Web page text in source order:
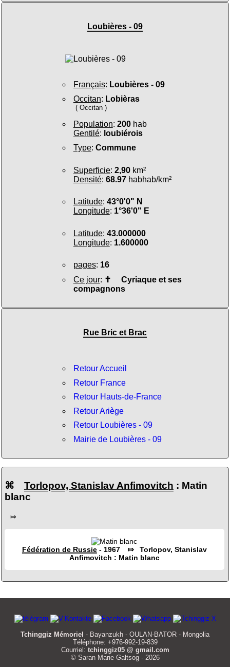
Loubières - 09
Français: Loubières - 09
Occitan: Lobièras
( Occitan )
Population: 200hab
Gentilé: loubiérois
Type: Commune
Superficie: 2,90km²
Densité: 68.97habhab/km²
Latitude: 43°0'0" N
Longitude: 1°36'0" E
Latitude: 43.000000
Longitude: 1.600000
pages: 16
Ce jour: ✝ Cyriaque et ses
compagnons
Rue Bric et Brac
Retour Accueil
Retour France
Retour Hauts-de-France
Retour Ariège
Retour Loubières - 09
Mairie de Loubières - 09
⌘ Torlopov, Stanislav Anfimovitch : Matin
blanc
⤇
Fédération de Russie- 1967 ⤇ Torlopov, Stanislav
Anfimovitch : Matin blanc
Tchinggiz Mémoriel - Bayanzukh - OULAN-BATOR - Mongolia
Téléphone: +976-992-19-839
Courriel: tchinggiz05 @ gmail.com
© Saran Marie Galtsog - 2026